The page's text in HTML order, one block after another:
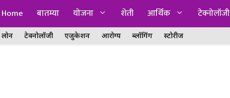
Home बातम्या योजना शेती आर्थिक टेक्नोलॉजी
लोन टेक्नोलॉजी एजुकेशन आरोग्य ब्लॉगिंग स्टोरीज